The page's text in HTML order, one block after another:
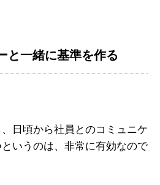
と一緒に基準を作る
日頃から社員とのコミュニケ
いうのは、非常に有効なので